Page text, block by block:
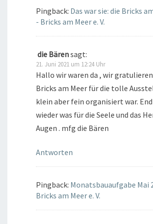
Pingback: Das war sie: die Bricks
- Bricks am Meer e. V.
die Bärensagt:
21. Juni 2021 um 12:24 Uhr
Hallo wir waren da , wir
Bricks am Meer für die tolle
klein aber fein organisiert war.
wieder was für die Seele und das
Augen . mfg die Bären
Antworten
Pingback: Monatsbauaufgabe Mai
Bricks am Meer e. V.